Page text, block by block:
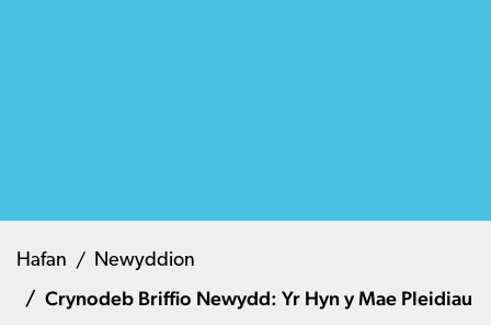
Hafan Newyddion
Crynodeb Briffio Newydd: Yr Hyn y Mae Pleidiau